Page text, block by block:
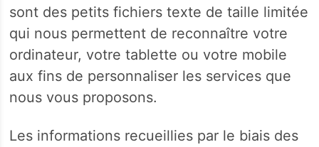
sont des petits fichiers texte de taille limitée
qui nous permettent de reconnaître votre
ordinateur, votre tablette ou votre mobile
aux fins de personnaliser les services que
nous vous proposons.
Les informations recueillies par le biais des